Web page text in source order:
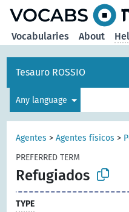
Vocabularies About
Tesauro ROSSIO
Any language
Agentes >Agentes físicos >
PREFERRED TERM
Refugiados
TYPE